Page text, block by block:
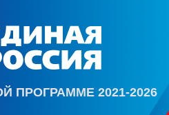
ПРОГРАММЕ 2021-2026